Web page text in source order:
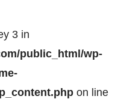
3 in
public_html/wp-
on line